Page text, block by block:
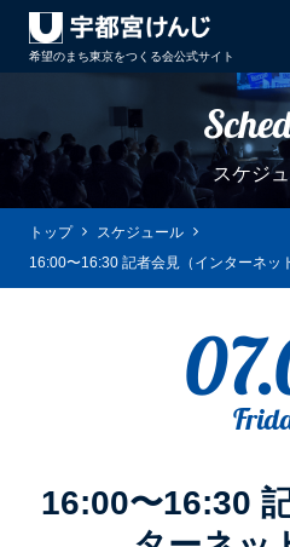
希望のまち東京をつくる会公式サイト
スケジ
トップ
スケジュール
16:00〜16:30 記者会見（インターネッ
16:00〜16:30